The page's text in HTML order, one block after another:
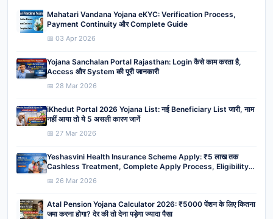
Mahatari Vandana Yojana eKYC: Verification Process,
Payment Continuity और Complete Guide
📅 03 Apr 2026
Yojana Sanchalan Portal Rajasthan: Login कैसे काम करता है,
Access और System की पूरी जानकारी
📅 28 Mar 2026
iKhedut Portal 2026 Yojana List: नई Beneficiary List जारी, नाम
नहीं आया तो ये 5 असली कारण जानें
📅 27 Mar 2026
Yeshasvini Health Insurance Scheme Apply: ₹5 लाख तक
Cashless Treatment, Complete Apply Process, Eligibility,
📅 26 Mar 2026
Atal Pension Yojana Calculator 2026: ₹5000 पेंशन के लिए कितना
जमा करना होगा? देर की तो देना पड़ेगा ज्यादा पैसा